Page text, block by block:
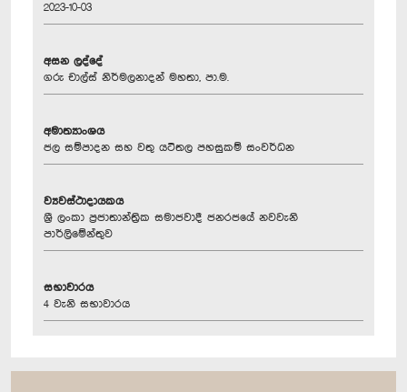
2023-10-03
අසන ලද්දේ
ගරු චාල්ස් නිර්මලනාදන් මහතා, පා.ම.
අමාත්‍යාංශය
ජල සම්පාදන සහ වතු යටිතල පහසුකම් සංවර්ධන
ව්‍යවස්ථාදායකය
ශ්‍රී ලංකා ප්‍රජාතාන්ත්‍රික සමාජවාදී ජනරජයේ නවවැනි
පාර්ලිමේන්තුව
සභාවාරය
4 වැනි සභාවාරය